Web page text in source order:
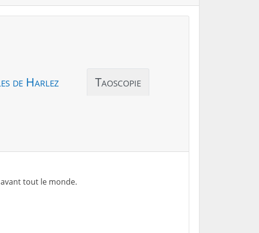
de Harlez Taoscopie
tout le monde.